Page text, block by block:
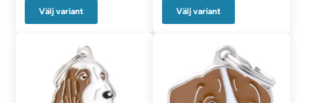
Välj variant Välj variant